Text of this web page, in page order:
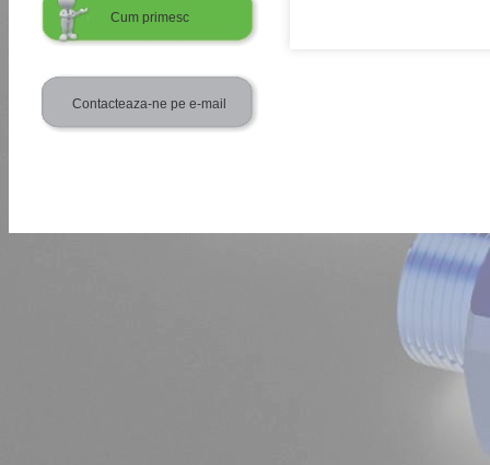
Cum primesc
Contacteaza-ne pe e-mail